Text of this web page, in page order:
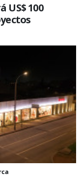
US$ 100